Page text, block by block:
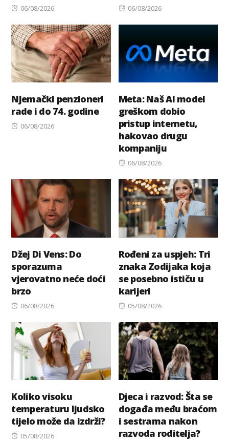
Posted
06/08/2026
Posted
06/08/2026
Njemački penzioneri
rade i do 74. godine
Posted
06/08/2026
Meta: Naš AI model
greškom dobio
pristup internetu,
hakovao drugu
kompaniju
Posted
06/08/2026
Džej Di Vens: Do
sporazuma
vjerovatno neće doći
brzo
Posted
06/08/2026
Rođeni za uspjeh: Tri
znaka Zodijaka koja
se posebno ističu u
karijeri
Posted
05/08/2026
Koliko visoku
temperaturu ljudsko
tijelo može da izdrži?
Posted
05/08/2026
Djeca i razvod: Šta se
događa među braćom
i sestrama nakon
razvoda roditelja?